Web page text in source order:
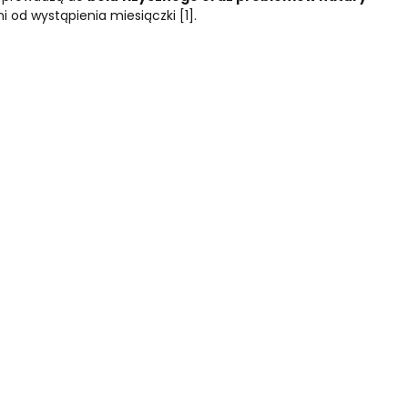
od wystąpienia miesiączki [1].